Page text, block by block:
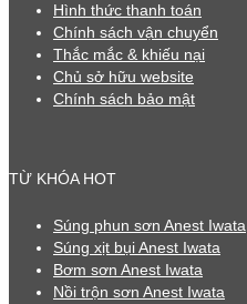
Hình thức thanh toán
Chính sách vận chuyển
Thắc mắc & khiếu nại
Chủ sở hữu website
Chính sách bảo mật
TỪ KHÓA HOT
Súng phun sơn Anest Iwata
Súng xịt bụi Anest Iwata
Bơm sơn Anest Iwata
Nồi trộn sơn Anest Iwata